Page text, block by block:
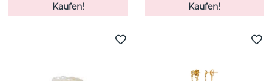
Kaufen!
Kaufen!